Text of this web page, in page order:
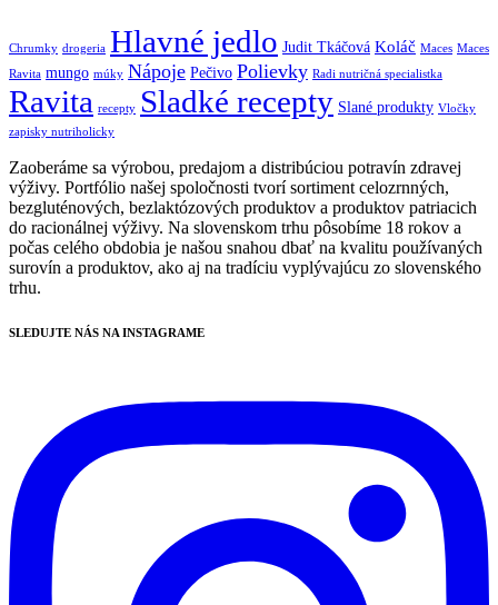
Chrumky drogeria Hlavné jedlo Judit Tkáčová Koláč Maces Maces
Ravita mungo múky Nápoje Pečivo Polievky Radi nutričná specialistka
Ravita recepty Sladké recepty Slané produkty Vločky
zapisky nutriholicky
Zaoberáme sa výrobou, predajom a distribúciou potravín zdravej
výživy. Portfólio našej spoločnosti tvorí sortiment celozrnných,
bezgluténových, bezlaktózových produktov a produktov patriacich
do racionálnej výživy. Na slovenskom trhu pôsobíme 18 rokov a
počas celého obdobia je našou snahou dbať na kvalitu používaných
surovín a produktov, ako aj na tradíciu vyplývajúcu zo slovenského
trhu.
SLEDUJTE NÁS NA INSTAGRAME